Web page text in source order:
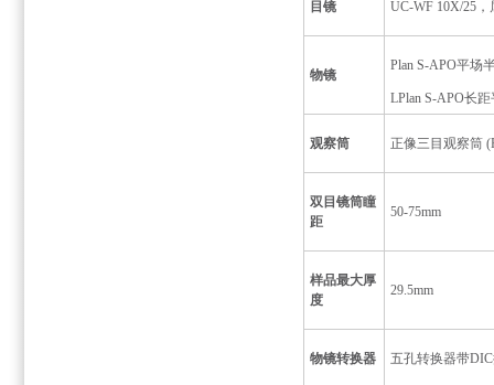
目镜 UC-WF 10X/25
物镜
Plan S-APO平场
LPlan S-APO长
观察筒 正像三目观察筒
双目镜筒瞳
距
50-75mm
样品最大厚
度
29.5mm
物镜转换器 五孔转换器带DIC